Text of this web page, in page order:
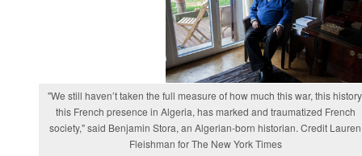
"We still haven’t taken the full measure of how much this war, this
this French presence in Algeria, has marked and traumatized French
society," said Benjamin Stora, an Algerian-born historian. Credit Lauren
Fleishman for The New York Times